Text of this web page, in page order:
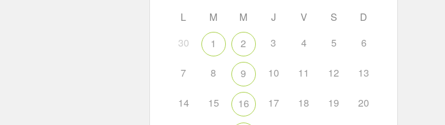
L M M J V S
D
30
1 2 3 4 5 6
7 8 9 10 11 12 13
14 15 16 17 18 19 20